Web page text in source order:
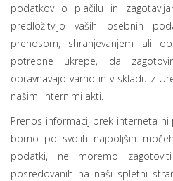
podatkov o plačilu in
predložitvijo vaših osebnih
prenosom, shranjevanjem ali
potrebne ukrepe, da
obravnavajo varno in v skladu z
našimi internimi akti.
Prenos informacij prek interneta
bomo po svojih najboljših
podatki, ne moremo
posredovanih na naši spletni